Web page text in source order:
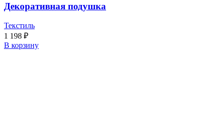
Декоративная подушка
Текстиль
1 198 ₽
В корзину